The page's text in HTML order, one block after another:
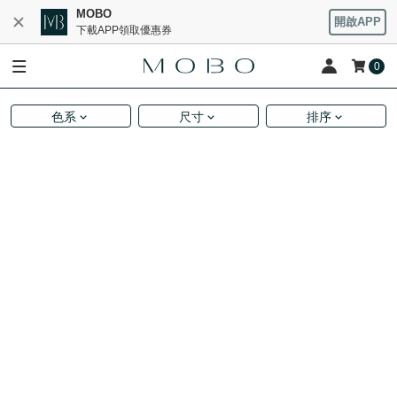
MOBO
下載APP領取優惠券
開啟APP
0
色系 尺寸 排序